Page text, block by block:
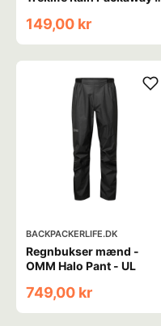
149,00 kr
BACKPACKERLIFE.DK
Regnbukser mænd -
OMM Halo Pant - UL
749,00 kr